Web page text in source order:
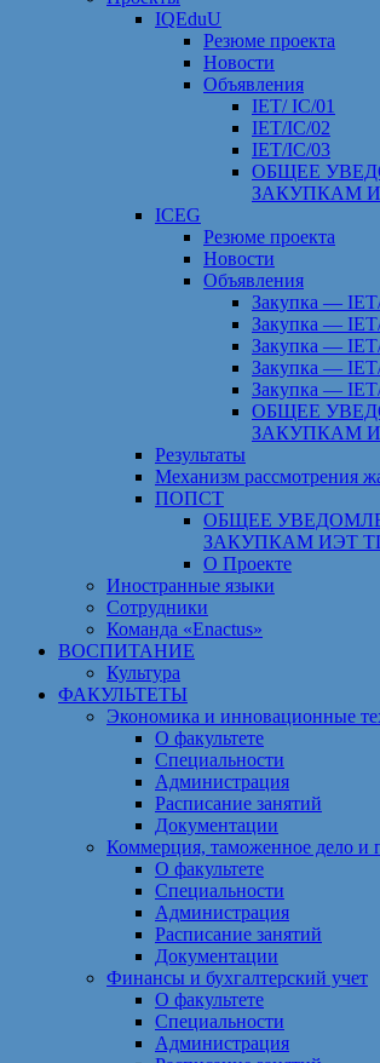
IQEduU
Резюме проекта
Новости
Объявления
IET/ IC/01
IET/IC/02
IET/IC/03
ОБЩЕЕ
ЗАКУПКАМ
ICEG
Резюме проекта
Новости
Объявления
Закупка —
Закупка —
Закупка —
Закупка —
Закупка —
ОБЩЕЕ
ЗАКУПКАМ
Результаты
Механизм рассмотрения
ПОПСТ
ОБЩЕЕ
ЗАКУПКАМ ИЭТ
О Проекте
Иностранные языки
Сотрудники
Команда «Enactus»
ВОСПИТАНИЕ
Культура
ФАКУЛЬТЕТЫ
Экономика и инновационные
О факультете
Специальности
Администрация
Расписание занятий
Документации
Коммерция, таможенное дело и
О факультете
Специальности
Администрация
Расписание занятий
Документации
Финансы и бухгалтерский учет
О факультете
Специальности
Администрация